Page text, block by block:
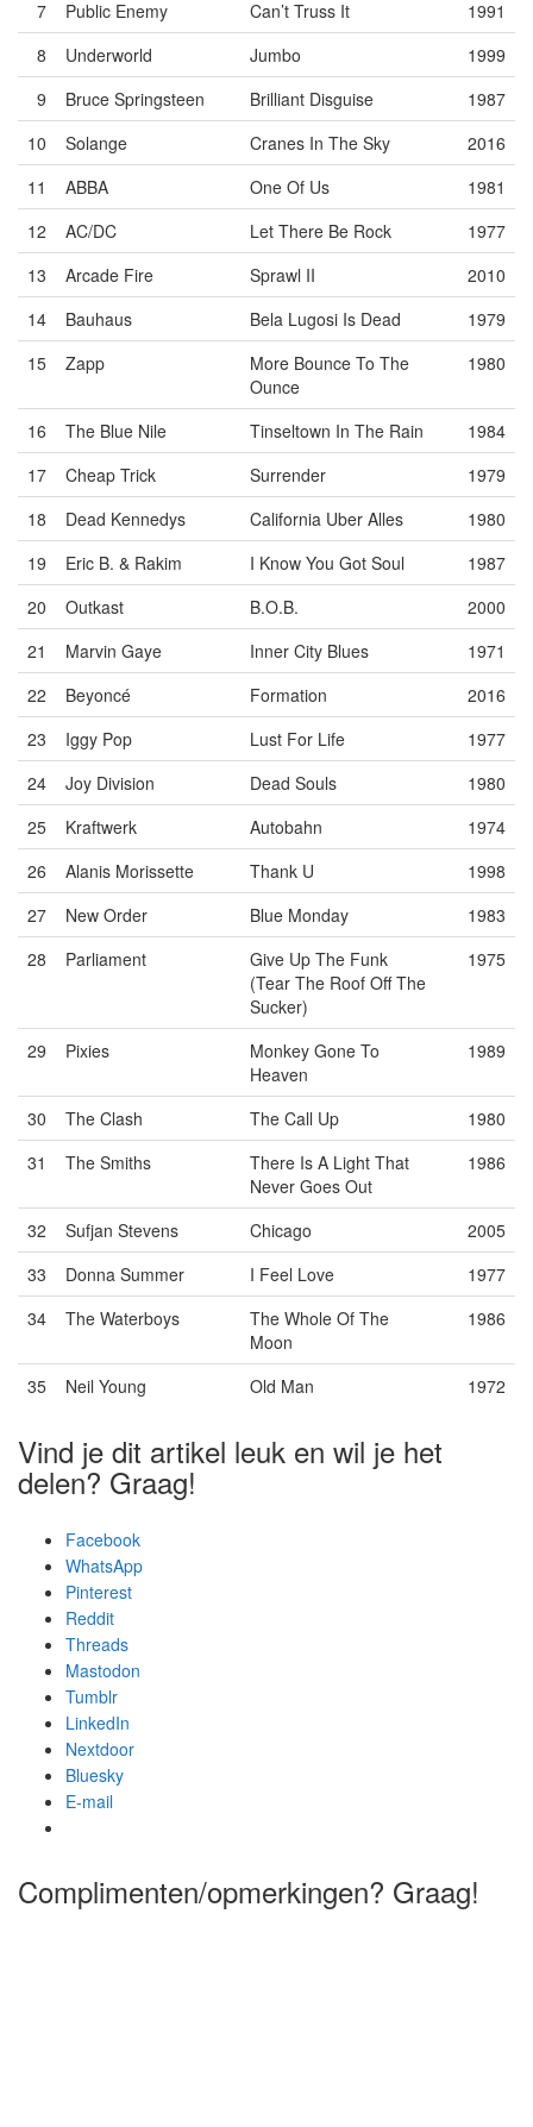
7 Public Enemy Can’t Truss It
1991
8
Underworld Jumbo
1999
9
Bruce Springsteen Brilliant Disguise
1987
10
Solange Cranes In The Sky
2016
11
ABBA One Of Us
1981
12
AC/DC Let There Be Rock
1977
13
Arcade Fire Sprawl II
2010
14
Bauhaus Bela Lugosi Is Dead
1979
15
Zapp
More Bounce To The
Ounce
1980
16 The Blue Nile Tinseltown In The Rain
1984
17
Cheap Trick Surrender
1979
18
Dead Kennedys California Uber Alles
1980
19
Eric B. & Rakim I Know You Got Soul
1987
20
Outkast B.O.B.
2000
21
Marvin Gaye Inner City Blues
1971
22
Beyoncé Formation
2016
23
Iggy Pop Lust For Life
1977
24
Joy Division Dead Souls
1980
25
Kraftwerk Autobahn
1974
26
Alanis Morissette Thank U
1998
27
New Order Blue Monday
1983
28
Parliament
Give Up The Funk
(Tear The Roof Off The
Sucker)
1975
29 Pixies
Monkey Gone To
Heaven
1989
30 The Clash The Call Up
1980
31
The Smiths
There Is A Light That
Never Goes Out
1986
32 Sufjan Stevens Chicago
2005
33
Donna Summer I Feel Love
1977
34
The Waterboys
The Whole Of The
Moon
1986
35 Neil Young Old Man 1972
Vind je dit artikel leuk en wil je het
delen? Graag!
Facebook
WhatsApp
Pinterest
Reddit
Threads
Mastodon
Tumblr
LinkedIn
Nextdoor
Bluesky
E-mail
Complimenten/opmerkingen? Graag!